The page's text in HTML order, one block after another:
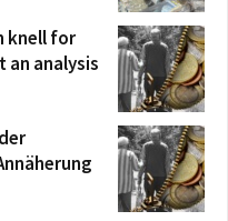
knell for
an analysis